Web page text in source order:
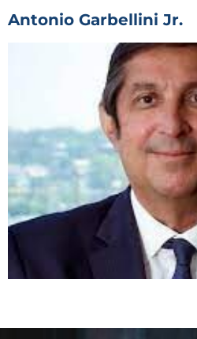
Antonio Garbellini Jr.